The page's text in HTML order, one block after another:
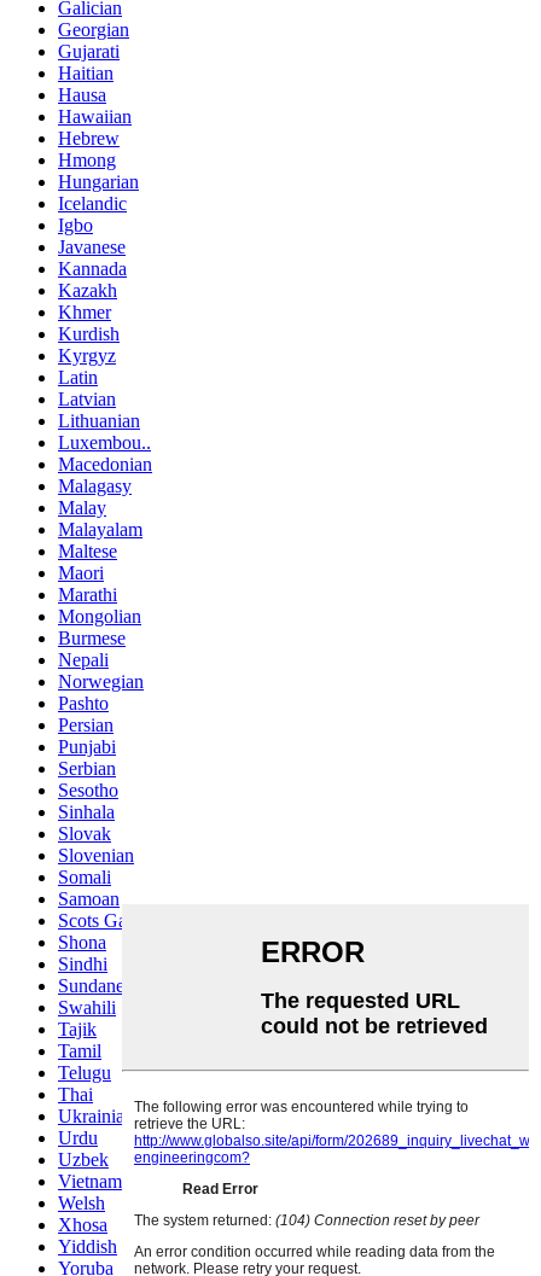
Galician
Georgian
Gujarati
Haitian
Hausa
Hawaiian
Hebrew
Hmong
Hungarian
Icelandic
Igbo
Javanese
Kannada
Kazakh
Khmer
Kurdish
Kyrgyz
Latin
Latvian
Lithuanian
Luxembou..
Macedonian
Malagasy
Malay
Malayalam
Maltese
Maori
Marathi
Mongolian
Burmese
Nepali
Norwegian
Pashto
Persian
Punjabi
Serbian
Sesotho
Sinhala
Slovak
Slovenian
Somali
Samoan
Scots Gaelic
Shona
Sindhi
Sundanese
Swahili
Tajik
Tamil
Telugu
Thai
Ukrainian
Urdu
Uzbek
Vietnamese
Welsh
Xhosa
Yiddish
Yoruba